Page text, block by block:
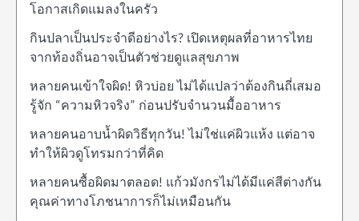
โอกาสเกิดแมลงในครัว
กินปลาเป็นประจำดีอย่างไร? เปิดเหตุผลที่อาหารไทย
จากท้องถิ่นอาจเป็นตัวช่วยดูแลสุขภาพ
หลายคนเข้าใจผิด! หิวบ่อย ไม่ได้แปลว่าต้องกินถี่เสมอ
รู้จัก “ความหิวจริง” ก่อนปรับจำนวนมื้ออาหาร
หลายคนอาบน้ำผิดวิธีทุกวัน! ไม่ใช่แค่ผิวแห้ง แต่อาจ
ทำให้ผิวดูโทรมกว่าที่คิด
หลายคนซื้อผิดมาตลอด! แก้วมังกรไม่ได้มีแค่สีต่างกัน
คุณค่าทางโภชนาการก็ไม่เหมือนกัน